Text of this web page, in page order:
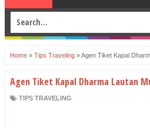
Home » Tips Traveling »Agen Tiket Kapal
Agen Tiket Kapal Dharma Lautan
TIPS TRAVELING